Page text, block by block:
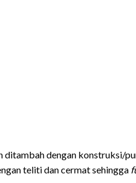
ditambah dengan konstruksi/
teliti dan cermat sehingga